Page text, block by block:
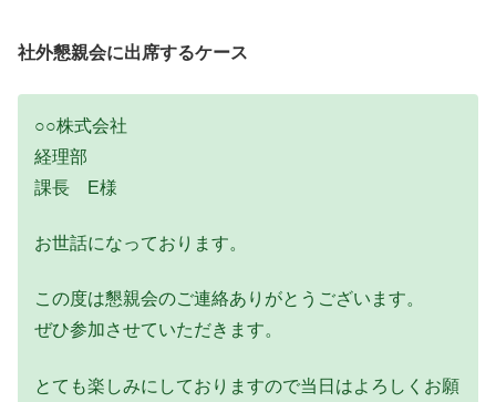
社外懇親会に出席するケース
○○株式会社
経理部
課長 E様
お世話になっております。
この度は懇親会のご連絡ありがとうございます。
ぜひ参加させていただきます。
とても楽しみにしておりますので当日はよろしくお願